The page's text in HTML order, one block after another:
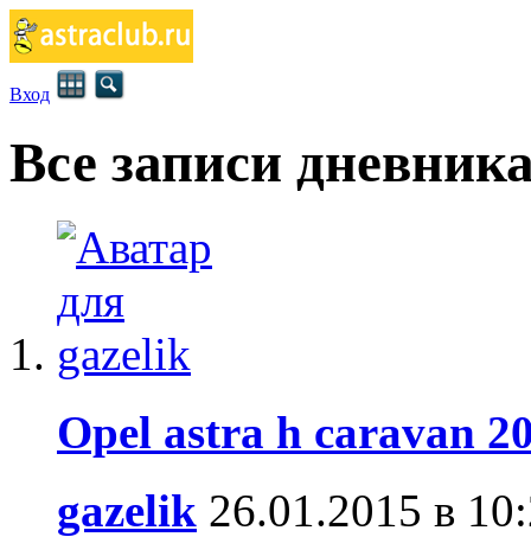
Вход
Все записи
Opel astra h caravan
gazelik 26.01.2015 в